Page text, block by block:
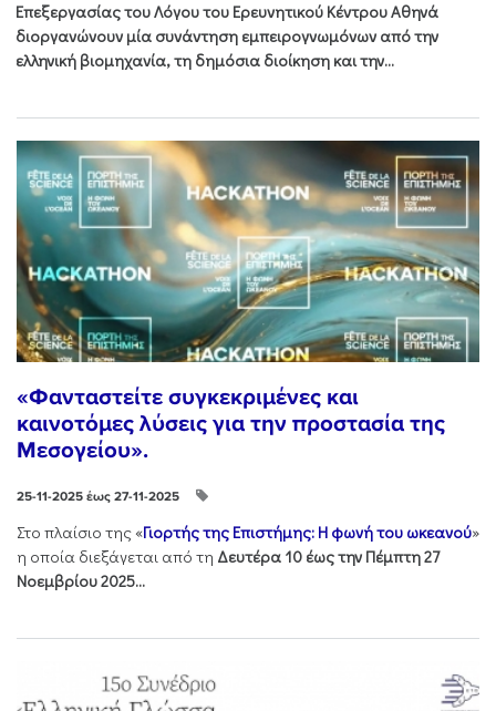
Επεξεργασίας του Λόγου του Ερευνητικού Κέντρου Αθηνά
διοργανώνουν μία συνάντηση εμπειρογνωμόνων από την
ελληνική βιομηχανία, τη δημόσια διοίκηση και την...
«Φανταστείτε συγκεκριμένες και
καινοτόμες λύσεις για την προστασία της
Μεσογείου».
25-11-2025 έως 27-11-2025
Στo πλαίσιo της «Γιορτής της Επιστήμης: Η φωνή του ωκεανού»
η οποία διεξάγεται από τη Δευτέρα 10 έως την Πέμπτη 27
Νοεμβρίου 2025...